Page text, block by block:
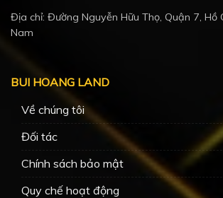
Địa chỉ: Đường Nguyễn Hữu Thọ, Quận 7, Hồ
Nam
BUI HOANG LAND
Về chúng tôi
Đối tác
Chính sách bảo mật
Quy chế hoạt động